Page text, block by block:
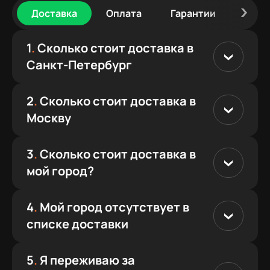
изучал найденные сайты:
конфигураторы ПК, цены,
условия доставки, виды
оплаты и прочее. Выделил
(digital-razor в том числе),
определился с бюджетом,
примерной конфигурацией.
Вашей кампании: 1. Хоть и
немного, но цены были
многим комплектующим. 2.
Бесплатная доставка по
России. Бесплатная! Забегу
Сибири, где я живу, -
Доставка Оплата Гарантии
1.Сколько стоит доставка в
Санкт-Петербург
2.Сколько стоит доставка в
Москву
3.Сколько стоит доставка в
мой город?
4. Мой город отсутствует в
списке доставки
5. Я переживаю за